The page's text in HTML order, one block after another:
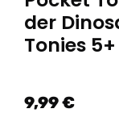
der
Tonies 5+
9,99 €